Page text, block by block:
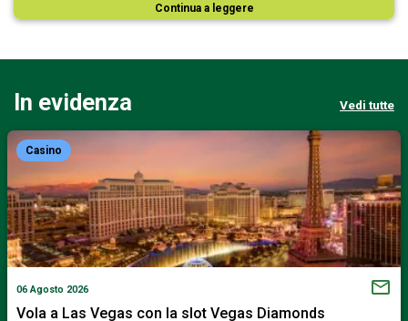
Continua a leggere
In evidenza Vedi tutte
Casino
06 Agosto 2026
Vola a Las Vegas con la slot Vegas Diamonds